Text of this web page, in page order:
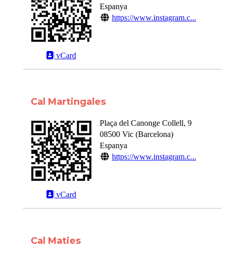
vCard
Espanya
https://www.instagram.c...
Cal Martingales
vCard
Plaça del Canonge Collell, 9
08500 Vic(Barcelona)
Espanya
https://www.instagram.c...
Cal Maties